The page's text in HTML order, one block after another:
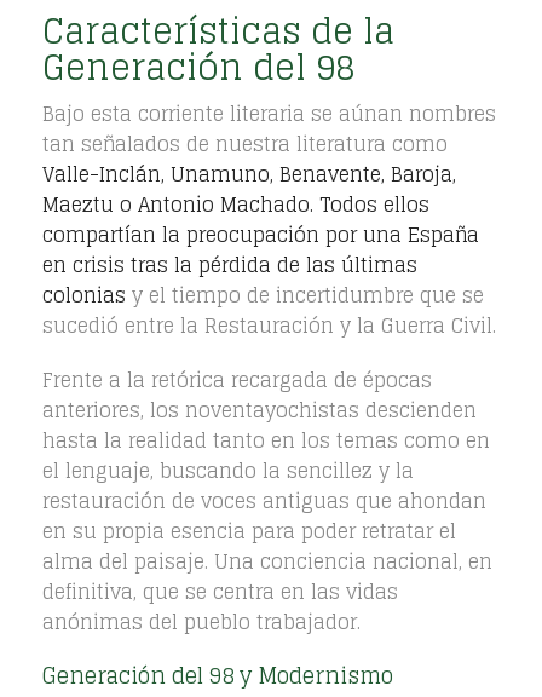
Características de la
Generación del 98
Bajo esta corriente literaria se aúnan nombres
tan señalados de nuestra literatura como
Valle-Inclán, Unamuno, Benavente, Baroja,
Maeztu o Antonio Machado. Todos ellos
compartían la preocupación por una España
en crisis tras la pérdida de las últimas
colonias y el tiempo de incertidumbre que se
sucedió entre la Restauración y la Guerra Civil.
Frente a la retórica recargada de épocas
anteriores, los noventayochistas descienden
hasta la realidad tanto en los temas como en
el lenguaje, buscando la sencillez y la
restauración de voces antiguas que ahondan
en su propia esencia para poder retratar el
alma del paisaje. Una conciencia nacional, en
definitiva, que se centra en las vidas
anónimas del pueblo trabajador.
Generación del 98 y Modernismo